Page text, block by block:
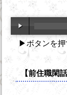
▶ボタンを押
【前住職閑